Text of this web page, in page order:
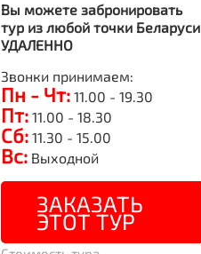
Вы можете забронировать
тур из любой точки Беларуси
УДАЛЕННО
Звонки принимаем:
Пн - Чт:11.00 - 19.30
Пт:11.00 - 18.30
Сб:11.30 - 15.00
Вс:Выходной
ЗАКАЗАТЬ
ЭТОТ ТУР